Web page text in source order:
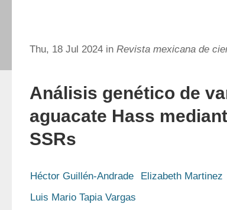
Thu, 18 Jul 2024 in Revista mexicana de
Análisis genético de
aguacate Hass
SSRs
Héctor Guillén-Andrade Elizabeth Martinez
Luis Mario Tapia Vargas